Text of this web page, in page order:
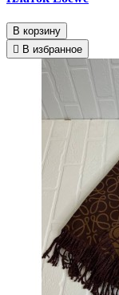
В корзину
В избранное